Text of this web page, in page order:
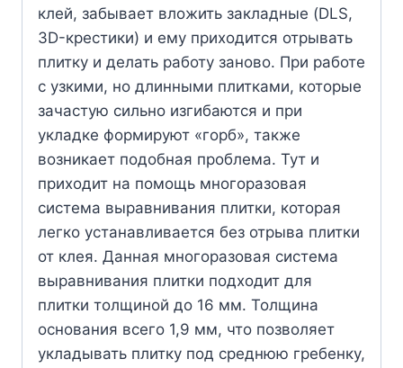
клей, забывает вложить закладные (DLS,
3D-крестики) и ему приходится отрывать
плитку и делать работу заново. При работе
с узкими, но длинными плитками, которые
зачастую сильно изгибаются и при
укладке формируют «горб», также
возникает подобная проблема. Тут и
приходит на помощь многоразовая
система выравнивания плитки, которая
легко устанавливается без отрыва плитки
от клея. Данная многоразовая система
выравнивания плитки подходит для
плитки толщиной до 16 мм. Толщина
основания всего 1,9 мм, что позволяет
укладывать плитку под среднюю гребенку,